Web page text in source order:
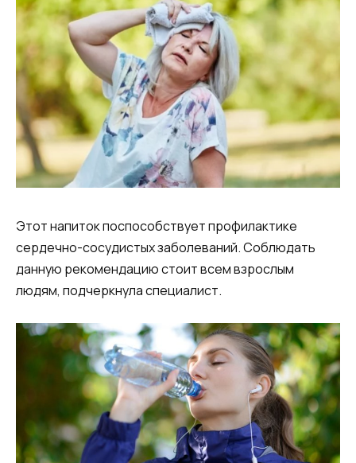
Этот напиток поспособствует профилактике
сердечно-сосудистых заболеваний. Соблюдать
данную рекомендацию стоит всем взрослым
людям, подчеркнула специалист.